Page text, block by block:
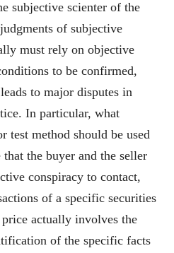
subjective scienter of the
of subjective
must rely on objective
to be confirmed,
to major disputes in
In particular, what
test method should be used
that the buyer and the seller
conspiracy to contact,
of a specific securities
price actually involves the
of the specific facts